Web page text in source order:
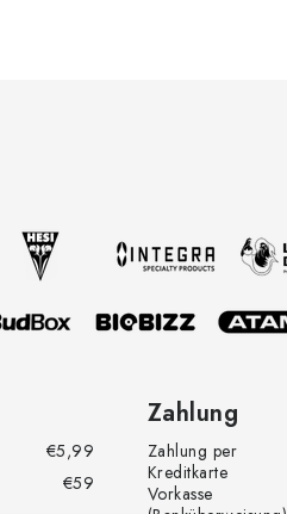
€5,99
€59
Zahlung
Zahlung per
Kreditkarte
Vorkasse